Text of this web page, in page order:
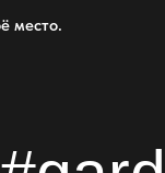
место.